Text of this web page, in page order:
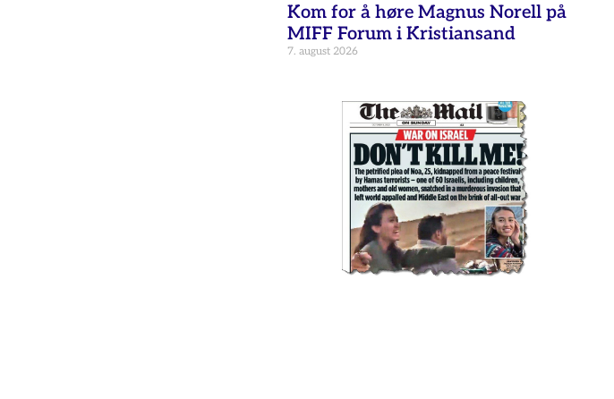
Kom for å høre Magnus Norell på
MIFF Forum i Kristiansand
7. august 2026